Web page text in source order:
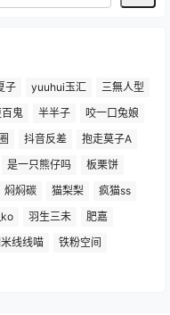
子 yuuhui玉汇
三無人型
鬼 半半子
咬一口兔娘
抖音反差
抱走莫子A
是一只熊仔吗
板栗饼
焖焖碳 猫梨梨
疯猫ss
羽生三未
肥嘉
线线喵
铁粉空间